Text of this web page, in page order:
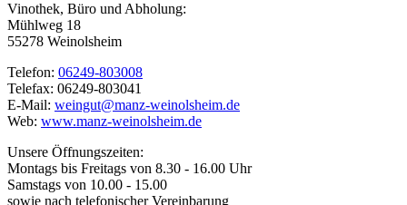
Vinothek, Büro und Abholung:
Mühlweg 18
55278 Weinolsheim
Telefon: 06249-803008
Telefax: 06249-803041
E-Mail: weingut@manz-weinolsheim.de
Web: www.manz-weinolsheim.de
Unsere Öffnungszeiten:
Montags bis Freitags von 8.30 - 16.00 Uhr
Samstags von 10.00 - 15.00
sowie nach telefonischer Vereinbarung